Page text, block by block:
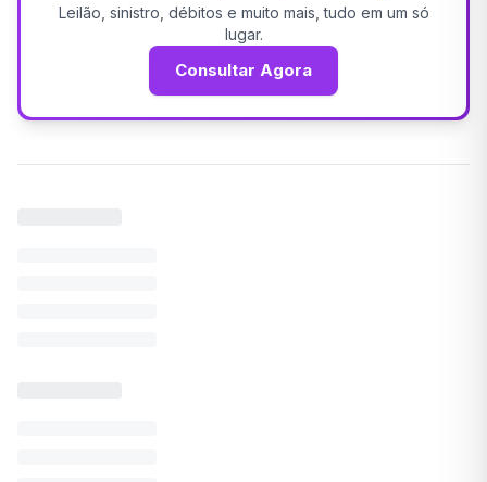
Leilão, sinistro, débitos e muito mais, tudo em um só
lugar.
Consultar Agora